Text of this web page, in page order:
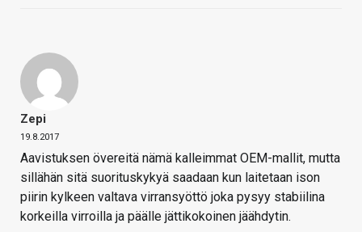
Zepi
19.8.2017
Aavistuksen övereitä nämä kalleimmat OEM-mallit, mutta
sillähän sitä suorituskykyä saadaan kun laitetaan ison
piirin kylkeen valtava virransyöttö joka pysyy stabiilina
korkeilla virroilla ja päälle jättikokoinen jäähdytin.